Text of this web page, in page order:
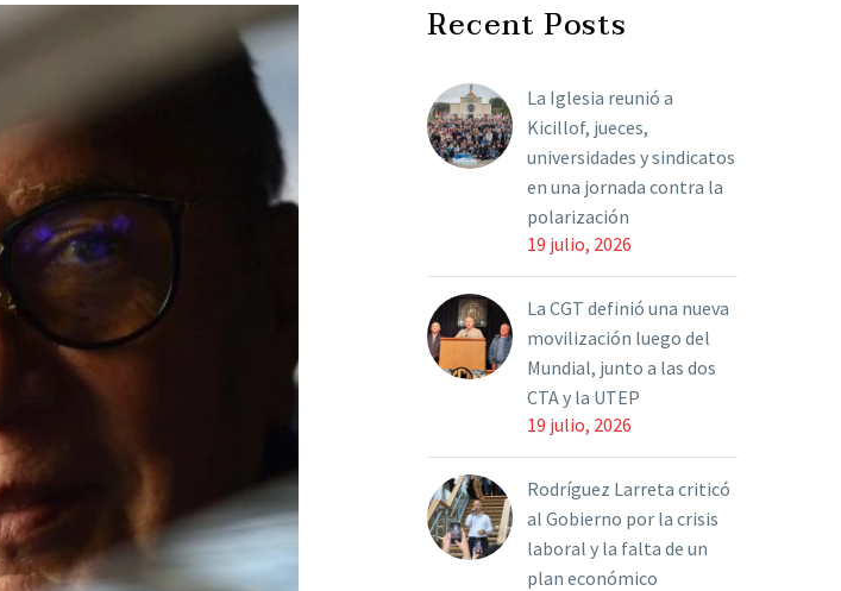
Recent Posts
La Iglesia reunió a
Kicillof, jueces,
universidades y sindicatos
en una jornada contra la
polarización
19 julio, 2026
La CGT definió una nueva
movilización luego del
Mundial, junto a las dos
CTA y la UTEP
19 julio, 2026
Rodríguez Larreta criticó
al Gobierno por la crisis
laboral y la falta de un
plan económico